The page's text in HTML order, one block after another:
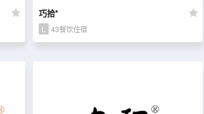
巧拾*
L 43餐饮住宿